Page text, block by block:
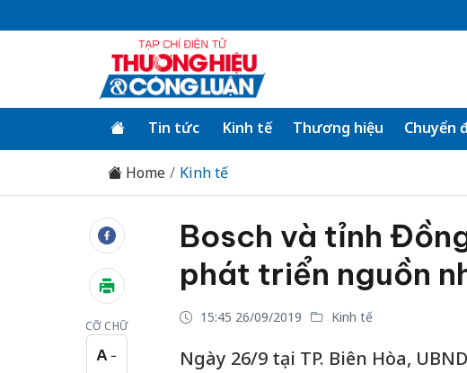
Tin tức Kinh tế Thương hiệu Chuyển
Home Kinh tế
CỠ CHỮ
A −
Cỡ chữ nhỏ
Bosch và tỉnh
phát triển nguồn
15:45 26/09/2019 Kinh tế
Ngày 26/9 tại TP. Biên Hòa,